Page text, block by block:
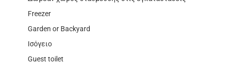
Freezer
Garden or Backyard
Ισόγειο
Guest toilet